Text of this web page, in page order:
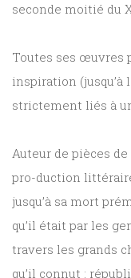
seconde moitié du
Toutes ses œuvres
inspiration
strictement liés à
Auteur de pièces
pro-duction littéraire
jusqu’à sa mort
qu’il était par les
travers les grands
qu’il connut :